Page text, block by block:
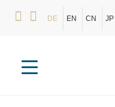
DE EN CN JP